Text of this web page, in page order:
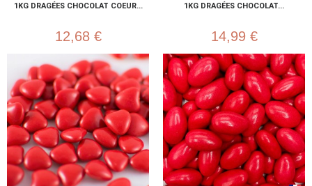
1KG DRAGÉES CHOCOLAT COEUR...
12,68 €
1KG DRAGÉES CHOCOLAT...
14,99 €